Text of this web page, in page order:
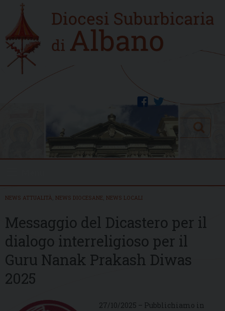
content
Home
new
twitter
facebook
Search
NEWS ATTUALITÀ NEWS DIOCESANE NEWS LOCALI
Messaggio del Dicastero per il
dialogo interreligioso per il
Guru Nanak Prakash Diwas
2025
27/10/2025 – Pubblichiamo in